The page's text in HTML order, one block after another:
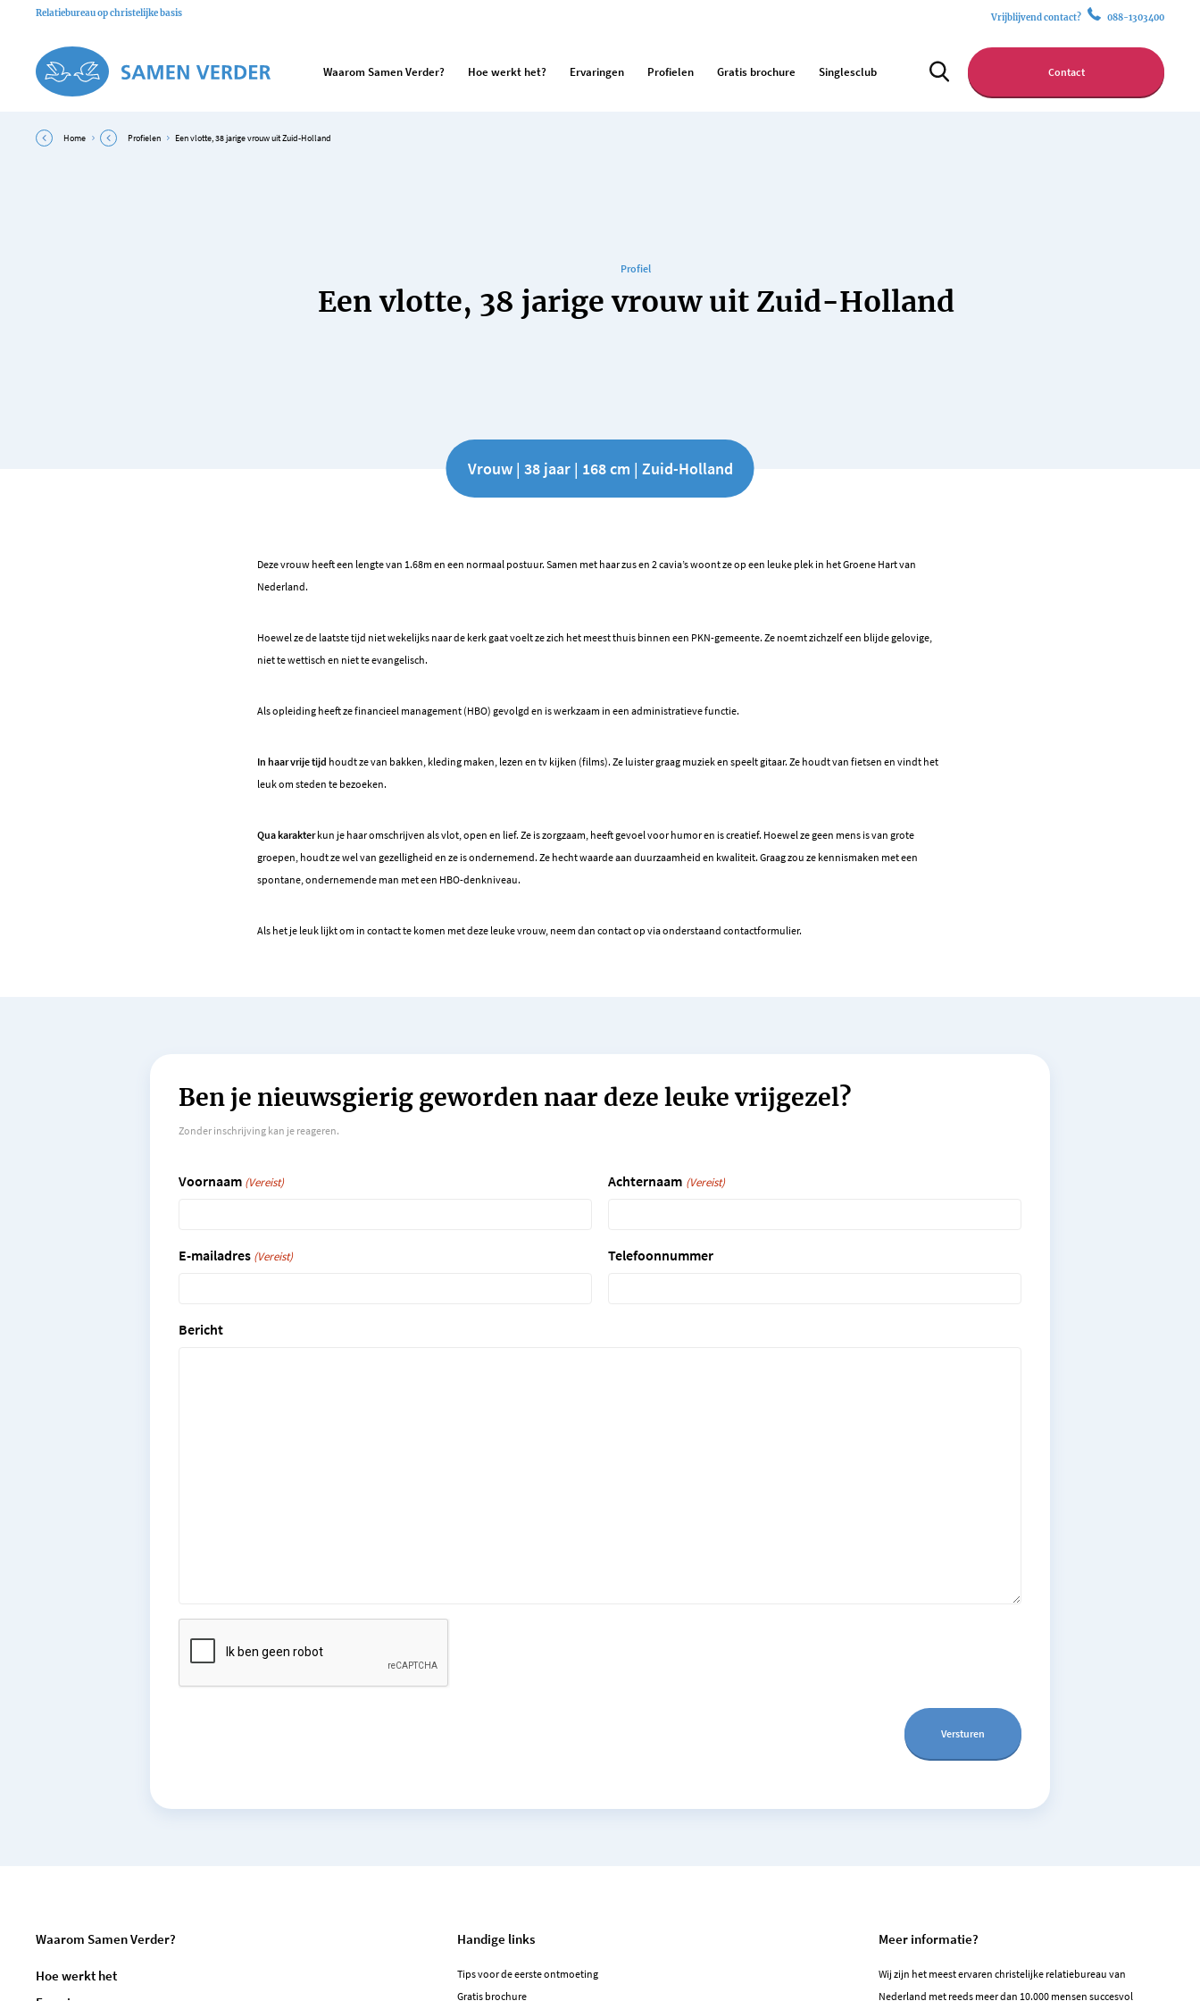
Relatiebureau op christelijke basis Vrijblijvend contact? 088-1303400
Waarom Samen Verder? Hoe werkt het? Ervaringen Profielen Gratis brochure Singlesclub Contact
Home Profielen Een vlotte, 38 jarige vrouw uit Zuid-Holland
Profiel
Een vlotte, 38 jarige vrouw uit Zuid-Holland
Vrouw | 38 jaar | 168 cm | Zuid-Holland
Deze vrouw heeft een lengte van 1.68m en een normaal postuur. Samen met haar zus en 2 cavia’s woont ze op een leuke plek in het Groene Hart van
Nederland.
Hoewel ze de laatste tijd niet wekelijks naar de kerk gaat voelt ze zich het meest thuis binnen een PKN-gemeente. Ze noemt zichzelf een blijde gelovige,
niet te wettisch en niet te evangelisch.
Als opleiding heeft ze financieel management (HBO) gevolgd en is werkzaam in een administratieve functie.
In haar vrije tijd houdt ze van bakken, kleding maken, lezen en tv kijken (films). Ze luister graag muziek en speelt gitaar. Ze houdt van fietsen en vindt het
leuk om steden te bezoeken.
Qua karakterkun je haar omschrijven als vlot, open en lief. Ze is zorgzaam, heeft gevoel voor humor en is creatief. Hoewel ze geen mens is van grote
groepen, houdt ze wel van gezelligheid en ze is ondernemend. Ze hecht waarde aan duurzaamheid en kwaliteit. Graag zou ze kennismaken met een
spontane, ondernemende man met een HBO-denkniveau.
Als het je leuk lijkt om in contact te komen met deze leuke vrouw, neem dan contact op via onderstaand contactformulier.
Ben je nieuwsgierig geworden naar deze leuke vrijgezel?
Zonder inschrijving kan je reageren.
Voornaam (Vereist) Achternaam (Vereist)
E-mailadres (Vereist) Telefoonnummer
Bericht
Waarom Samen Verder?
Hoe werkt het
Handige links
Tips voor de eerste ontmoeting
Gratis brochure
Meer informatie?
Wij zijn het meest ervaren christelijke relatiebureau van
Nederland met reeds meer dan 10.000 mensen succesvol